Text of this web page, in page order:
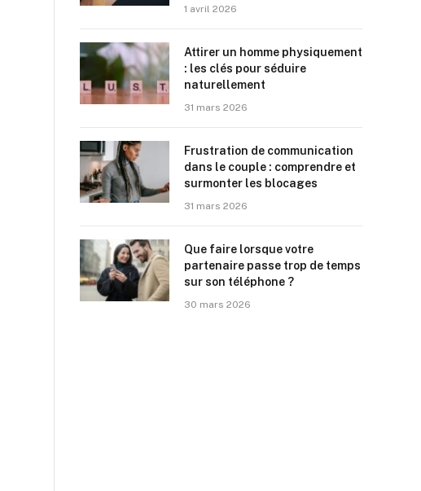
1 avril 2026
Attirer un homme physiquement
: les clés pour séduire
naturellement
31 mars 2026
Frustration de communication
dans le couple : comprendre et
surmonter les blocages
31 mars 2026
Que faire lorsque votre
partenaire passe trop de temps
sur son téléphone ?
30 mars 2026